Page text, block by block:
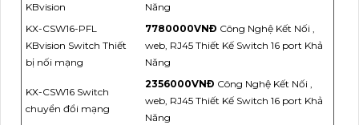
KBvision
Năng
KX-CSW16-PFL
KBvision Switch Thiết
bị nối mạng
7780000VNÐ Công Nghệ Kết Nối ,
web, RJ45 Thiết Kế Switch 16 port Khả
Năng
KX-CSW16 Switch
chuyển đổi mạng
2356000VNÐ Công Nghệ Kết Nối ,
web, RJ45 Thiết Kế Switch 16 port Khả
Năng